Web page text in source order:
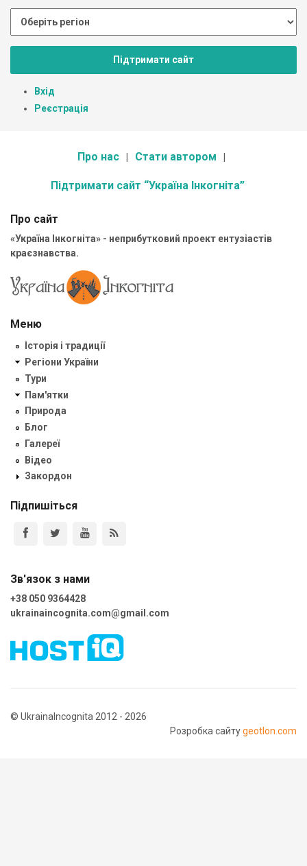
Підтримати сайт
Вхід
Реєстрація
Про нас Стати автором
Підтримати сайт “Україна Інкогніта”
Про сайт
«Україна Інкогніта» - неприбутковий проект ентузіастів
краєзнавства.
Меню
Історія і традиції
Регіони України
Тури
Пам'ятки
Природа
Блог
Галереї
Відео
Закордон
Підпишіться
Зв'язок з нами
+38 050 9364428
ukrainaincognita.com@gmail.com
© UkrainaIncognita 2012 - 2026
Розробка сайтуgeotlon.com